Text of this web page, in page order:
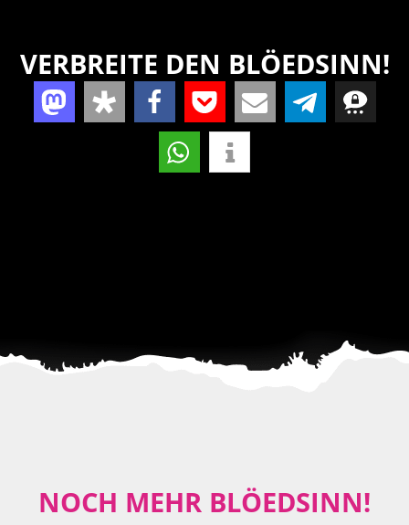
VERBREITE DEN BLÖEDSINN!
NOCH MEHR BLÖEDSINN!